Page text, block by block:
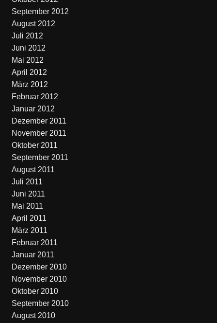
September 2012
August 2012
Juli 2012
Juni 2012
Mai 2012
April 2012
März 2012
Februar 2012
Januar 2012
Dezember 2011
November 2011
Oktober 2011
September 2011
August 2011
Juli 2011
Juni 2011
Mai 2011
April 2011
März 2011
Februar 2011
Januar 2011
Dezember 2010
November 2010
Oktober 2010
September 2010
August 2010